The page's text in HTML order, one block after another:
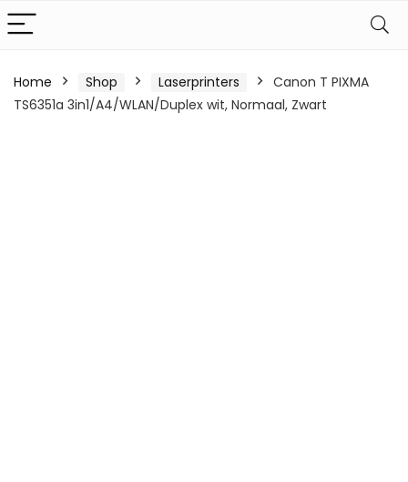
Home Shop Laserprinters
Canon T PIXMA
TS6351a 3in1/A4/WLAN/Duplex wit, Normaal, Zwart